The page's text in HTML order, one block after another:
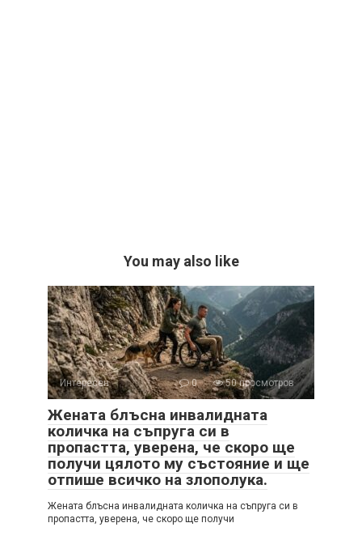
You may also like
Интересен 0 50 просмотров
Жената блъсна инвалидната
количка на съпруга си в
пропастта, уверена, че скоро ще
получи цялото му състояние и ще
отпише всичко на злополука.
Жената блъсна инвалидната количка на съпруга си в
пропастта, уверена, че скоро ще получи